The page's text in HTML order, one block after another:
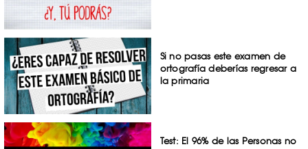
Si no pasas este examen de
ortografía deberías regresar a
la primaria
Test: El 96% de las Personas no